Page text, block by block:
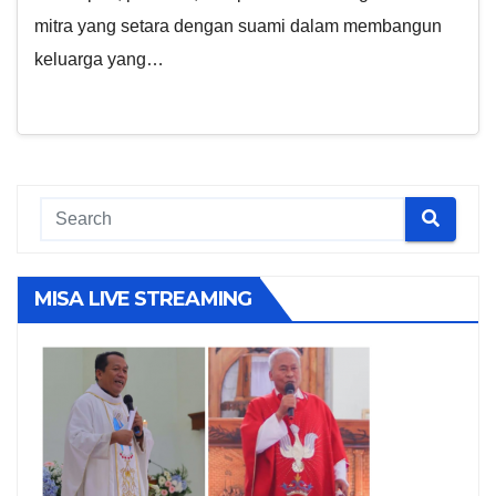
mitra yang setara dengan suami dalam membangun
keluarga yang…
MISA LIVE STREAMING